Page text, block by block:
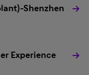
Shenzhen
Experience